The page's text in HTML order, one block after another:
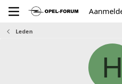
Leden
H